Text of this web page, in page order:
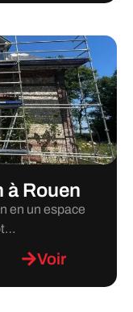
à Rouen
en un espace
Voir